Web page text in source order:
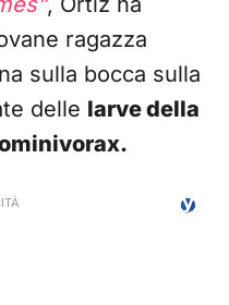
ragazza
sulla bocca sulla
delle larve della